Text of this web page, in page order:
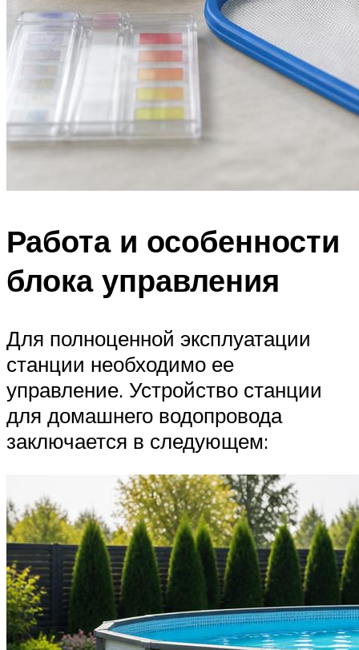
Работа и особенности
блока управления
Для полноценной эксплуатации
станции необходимо ее
управление. Устройство станции
для домашнего водопровода
заключается в следующем: